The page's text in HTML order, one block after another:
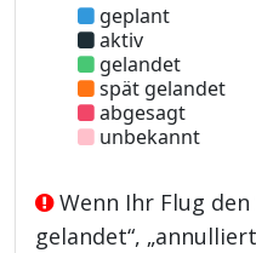
geplant
aktiv
gelandet
spät gelandet
abgesagt
unbekannt
Wenn Ihr Flug
gelandet“,